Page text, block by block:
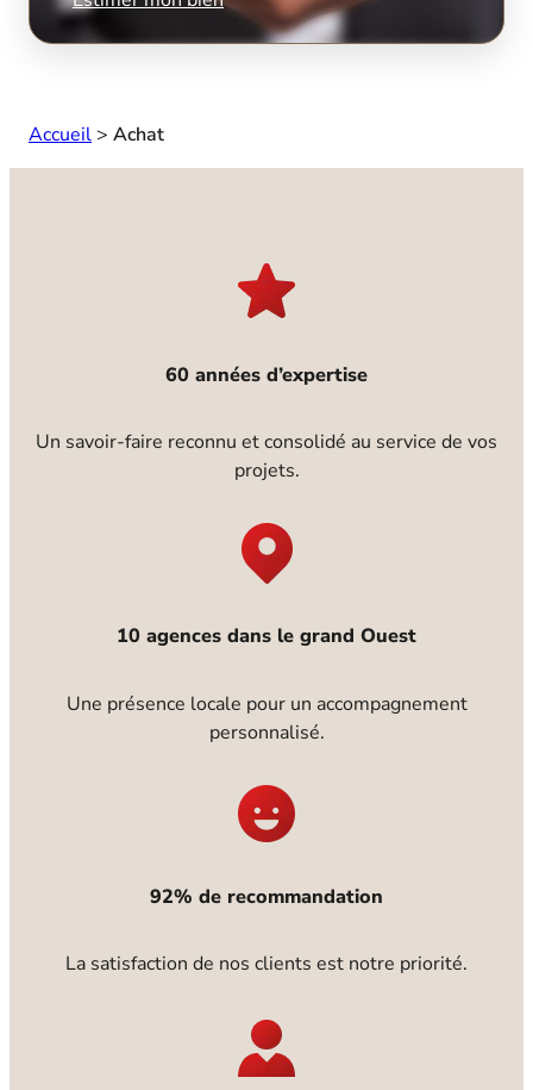
Accueil > Achat
60 années d’expertise
Un savoir-faire reconnu et consolidé au service de vos
projets.
10 agences dans le grand Ouest
Une présence locale pour un accompagnement
personnalisé.
92% de recommandation
La satisfaction de nos clients est notre priorité.